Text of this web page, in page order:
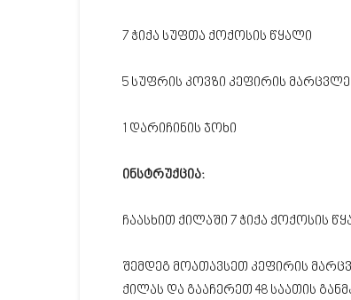
7 ჭიქა სუფთა ქოქოსის წყალი
5 სუფრის კოვზი კეფირის
1 დარიჩინის ჯოხი
ინსტრუქცია:
ჩაასხით ქილაში 7 ჭიქა ქოქოსის
შემდეგ მოათავსეთ კეფირის
ქილას და გააჩერეთ 48 საათის